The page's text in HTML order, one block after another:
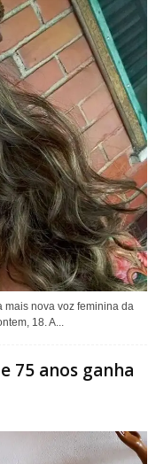
mais nova voz feminina da
18. A...
75 anos ganha